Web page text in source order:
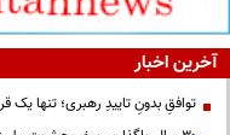
آخرین اخبار
توافقِ بدونِ تاییدِ رهبری؛ تنها یک